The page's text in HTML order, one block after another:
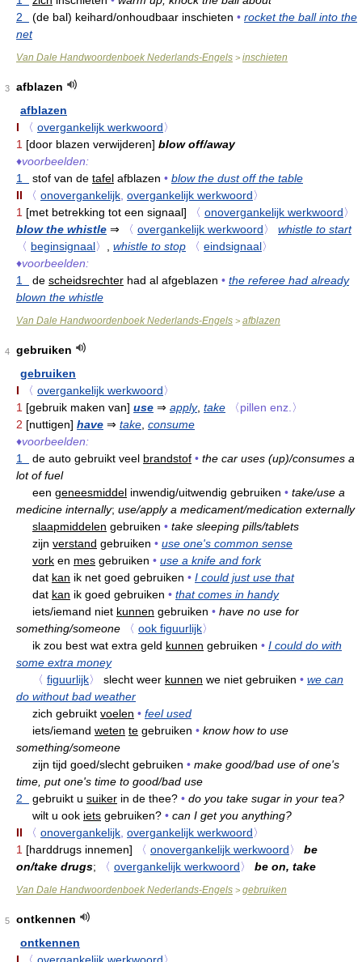
2
(de bal) keihard/onhoudbaar inschieten • rocket the ball into the
net
Van Dale Handwoordenboek Nederlands-Engels > inschieten
3
afblazen
afblazen
I
〈 overgankelijk werkwoord〉
1 [door blazen verwijderen] blow off/away
♦voorbeelden:
1
stof van de tafel afblazen • blow the dust off the table
II
〈 onovergankelijk overgankelijk werkwoord〉
1 [met betrekking tot een signaal] 〈 onovergankelijk werkwoord〉
blow the whistle ⇒ 〈 overgankelijk werkwoord〉
whistle to start
〈 beginsignaal〉 whistle to stop 〈 eindsignaal〉
♦voorbeelden:
1
de scheidsrechter had al afgeblazen • the referee had already
blown the whistle
Van Dale Handwoordenboek Nederlands-Engels > afblazen
4
gebruiken
gebruiken
I
〈 overgankelijk werkwoord〉
1 [gebruik maken van] use ⇒ apply, take
〈pillen enz.〉
2 [nuttigen] have ⇒ take consume
♦voorbeelden:
1
de auto gebruikt veel brandstof • the car uses (up)/consumes a
lot of fuel
een geneesmiddel inwendig/uitwendig gebruiken • take/use a
medicine internally; use/apply a medicament/medication externally
slaapmiddelen gebruiken • take sleeping pills/tablets
zijn verstand gebruiken • use one's common sense
vork en mes gebruiken • use a knife and fork
dat kan ik net goed gebruiken • I could just use that
dat kan ik goed gebruiken • that comes in handy
iets/iemand niet kunnen gebruiken • have no use for
something/someone
〈 ook figuurlijk〉
ik zou best wat extra geld kunnen gebruiken • I could do with
some extra money
〈 figuurlijk〉 slecht weer kunnen we niet gebruiken • we can
do without bad weather
zich gebruikt voelen • feel used
iets/iemand weten te gebruiken • know how to use
something/someone
zijn tijd goed/slecht gebruiken • make good/bad use of one's
time, put one's time to good/bad use
2
gebruikt u suiker in de thee? • do you take sugar in your tea?
wilt u ook iets gebruiken? • can I get you anything?
II
〈 onovergankelijk overgankelijk werkwoord〉
1 [harddrugs innemen] 〈 onovergankelijk werkwoord〉
be
on/take drugs; 〈 overgankelijk werkwoord〉 be on, take
Van Dale Handwoordenboek Nederlands-Engels > gebruiken
5
ontkennen
ontkennen